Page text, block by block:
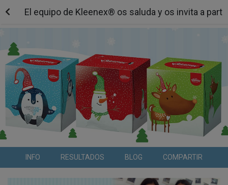
El equipo de Kleenex® os saluda y os invita a
INFO RESULTADOS BLOG COMPARTIR